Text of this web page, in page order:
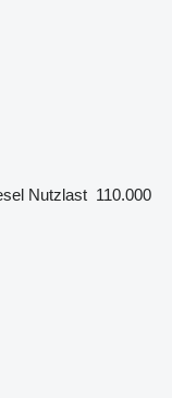
Nutzlast 110.000